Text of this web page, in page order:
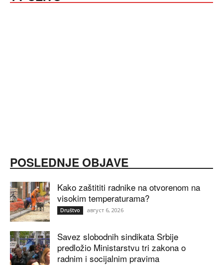
POSLEDNJE OBJAVE
Kako zaštititi radnike na otvorenom na
visokim temperaturama?
Društvo август 6, 2026
Savez slobodnih sindikata Srbije
predložio Ministarstvu tri zakona o
radnim i socijalnim pravima